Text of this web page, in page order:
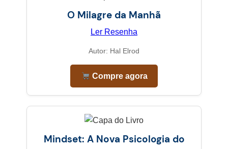
O Milagre da Manhã
Ler Resenha
Autor: Hal Elrod
Compre agora
Mindset: A Nova Psicologia do